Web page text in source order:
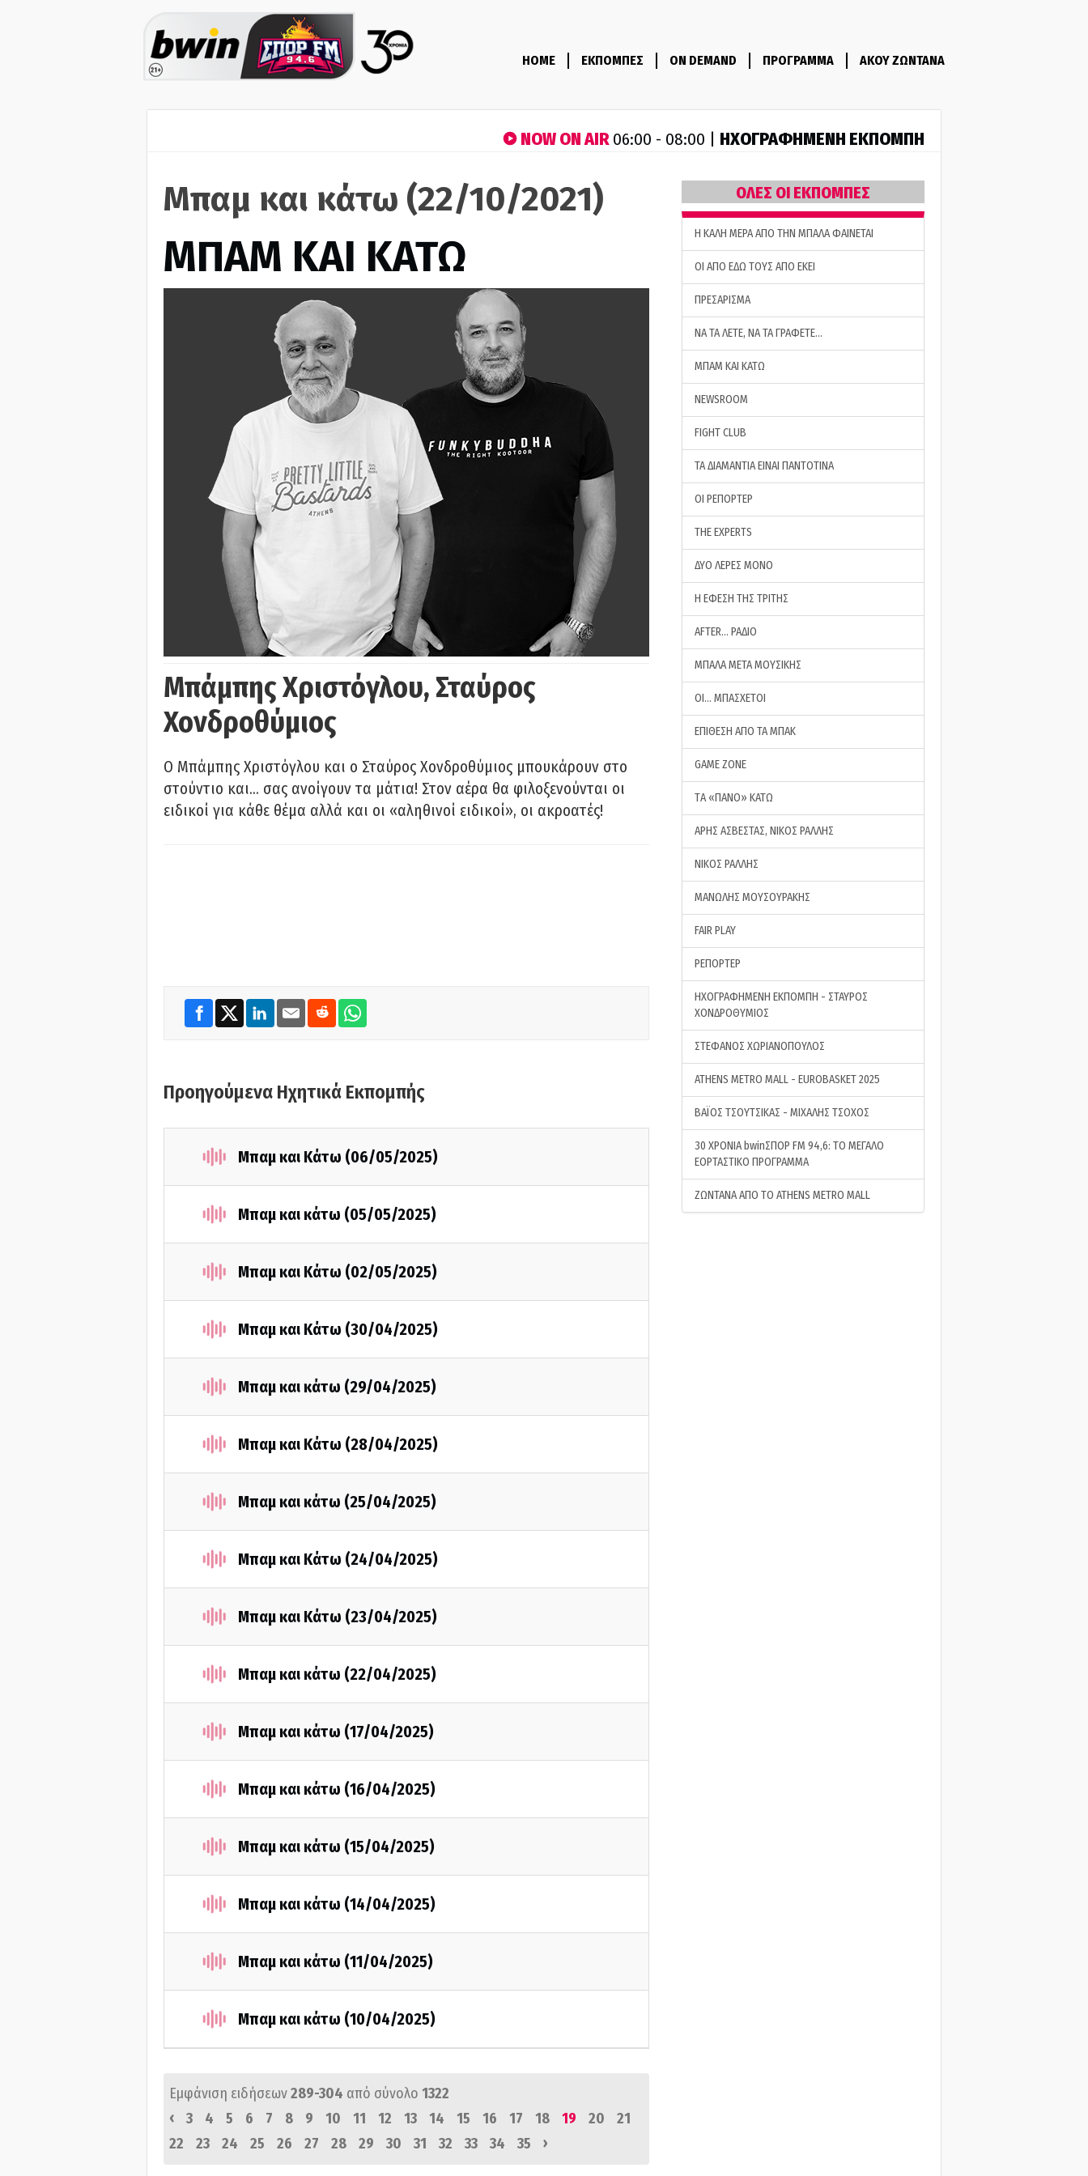
HOME ΕΚΠΟΜΠΕΣ ON DEMAND ΠΡΟΓΡΑΜΜΑ ΑΚΟΥ ΖΩΝΤΑΝΑ
NOW ON AIR06:00 - 08:00 | ΗΧΟΓΡΑΦΗΜΕΝΗ ΕΚΠΟΜΠΗ
Μπαμ και κάτω (22/10/2021)
ΜΠΑΜ ΚΑΙ ΚΑΤΩ
Μπάμπης Χριστόγλου, Σταύρος
Χονδροθύμιος
O Μπάμπης Χριστόγλου και ο Σταύρος Χονδροθύμιος μπουκάρουν στο
στούντιο και… σας ανοίγουν τα μάτια! Στον αέρα θα φιλοξενούνται οι
ειδικοί για κάθε θέμα αλλά και οι «αληθινοί ειδικοί», οι ακροατές!
Προηγούμενα Ηχητικά Εκπομπής
Μπαμ και Κάτω (06/05/2025)
Μπαμ και κάτω (05/05/2025)
Μπαμ και Κάτω (02/05/2025)
Μπαμ και Κάτω (30/04/2025)
Μπαμ και κάτω (29/04/2025)
Μπαμ και Κάτω (28/04/2025)
Μπαμ και κάτω (25/04/2025)
Μπαμ και Κάτω (24/04/2025)
Μπαμ και Κάτω (23/04/2025)
Μπαμ και κάτω (22/04/2025)
Μπαμ και κάτω (17/04/2025)
Μπαμ και κάτω (16/04/2025)
Μπαμ και κάτω (15/04/2025)
Μπαμ και κάτω (14/04/2025)
Μπαμ και κάτω (11/04/2025)
Μπαμ και κάτω (10/04/2025)
Εμφάνιση ειδήσεων289-304 από σύνολο 1322
‹
3 4 5 6 7 8 9 10 11 12 13 14 15 16 17 18 19 20
21
22
23 24 25 26 27 28 29 30 31 32 33 34 35 ›
ΟΛΕΣ ΟΙ ΕΚΠΟΜΠΕΣ
H ΚΑΛΗ ΜΕΡΑ ΑΠΟ ΤΗΝ ΜΠΑΛΑ ΦΑΙΝΕΤΑΙ
ΟΙ ΑΠΟ ΕΔΩ ΤΟΥΣ ΑΠΟ ΕΚΕΙ
ΠΡΕΣΑΡΙΣΜΑ
ΝΑ ΤΑ ΛΕΤΕ, ΝΑ ΤΑ ΓΡΑΦΕΤΕ…
ΜΠΑΜ ΚΑΙ ΚΑΤΩ
NEWSROOM
FIGHT CLUB
ΤΑ ΔΙΑΜΑΝΤΙΑ ΕΙΝΑΙ ΠΑΝΤΟΤΙΝΑ
ΟΙ ΡΕΠΟΡΤΕΡ
THE EXPERTS
ΔΥΟ ΛΕΡΕΣ ΜΟΝΟ
Η ΕΦΕΣΗ ΤΗΣ ΤΡΙΤΗΣ
AFTER… ΡΑΔΙΟ
ΜΠΑΛΑ ΜΕΤΑ ΜΟΥΣΙΚΗΣ
ΟΙ… ΜΠΑΣΧΕΤΟΙ
ΕΠΙΘΕΣΗ ΑΠΟ ΤΑ ΜΠΑΚ
GAME ZONE
ΤA «ΠΑΝΟ» ΚΑΤΩ
ΑΡΗΣ ΑΣΒΕΣΤΑΣ, ΝΙΚΟΣ ΡΑΛΛΗΣ
ΝΙΚΟΣ ΡΑΛΛΗΣ
ΜΑΝΩΛΗΣ ΜΟΥΣΟΥΡΑΚΗΣ
FAIR PLAY
ΡΕΠΟΡΤΕΡ
ΗΧΟΓΡΑΦΗΜΕΝΗ ΕΚΠΟΜΠΗ - ΣΤΑΥΡΟΣ
ΧΟΝΔΡΟΘΥΜΙΟΣ
ΣΤΕΦΑΝΟΣ ΧΩΡΙΑΝΟΠΟΥΛΟΣ
ATHENS METRO MALL - EUROBASKET 2025
ΒΑΪΟΣ ΤΣΟΥΤΣΙΚΑΣ - ΜΙΧΑΛΗΣ ΤΣΟΧΟΣ
30 ΧΡΟΝΙΑ bwinΣΠΟΡ FM 94,6: ΤΟ ΜΕΓΑΛΟ
ΕΟΡΤΑΣΤΙΚΟ ΠΡΟΓΡΑΜΜΑ
ΖΩΝΤΑΝΑ ΑΠΟ ΤΟ ATHENS METRO MALL